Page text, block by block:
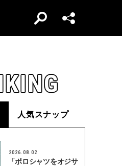
人気スナップ
2026.08.02
「ポロシャツをオジサ